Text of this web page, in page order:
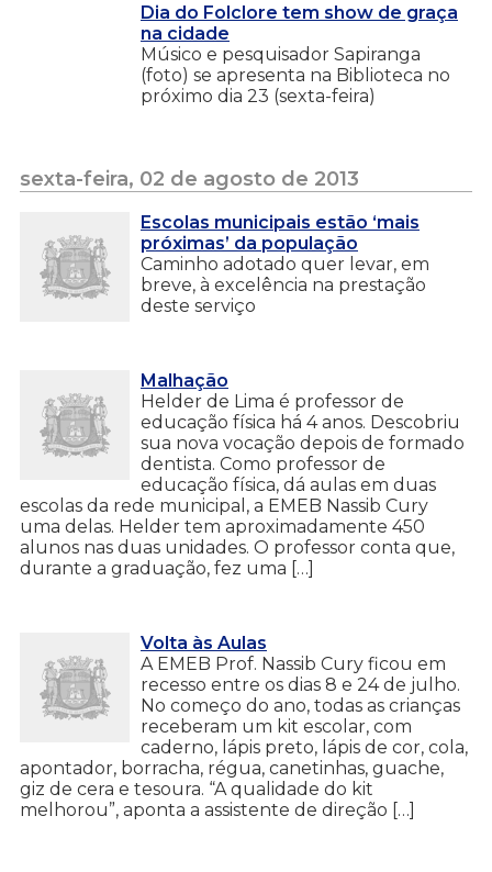
Dia do Folclore tem show de graça
na cidade
Músico e pesquisador Sapiranga
(foto) se apresenta na Biblioteca no
próximo dia 23 (sexta-feira)
sexta-feira, 02 de agosto de 2013
Escolas municipais estão ‘mais
próximas’ da população
Caminho adotado quer levar, em
breve, à excelência na prestação
deste serviço
Malhação
Helder de Lima é professor de
educação física há 4 anos. Descobriu
sua nova vocação depois de formado
dentista. Como professor de
educação física, dá aulas em duas
escolas da rede municipal, a EMEB Nassib Cury
uma delas. Helder tem aproximadamente 450
alunos nas duas unidades. O professor conta que,
durante a graduação, fez uma […]
Volta às Aulas
A EMEB Prof. Nassib Cury ficou em
recesso entre os dias 8 e 24 de julho.
No começo do ano, todas as crianças
receberam um kit escolar, com
caderno, lápis preto, lápis de cor, cola,
apontador, borracha, régua, canetinhas, guache,
giz de cera e tesoura. “A qualidade do kit
melhorou”, aponta a assistente de direção […]